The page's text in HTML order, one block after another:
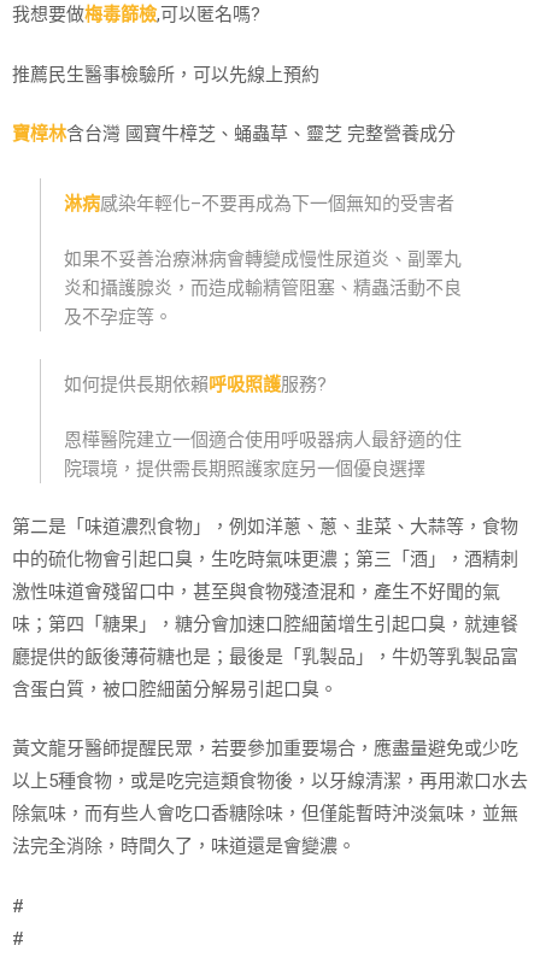
我想要做梅毒篩檢,可以匿名嗎?
推薦民生醫事檢驗所，可以先線上預約
寶樟林含台灣 國寶牛樟芝、蛹蟲草、靈芝 完整營養成分
淋病感染年輕化–不要再成為下一個無知的受害者
如果不妥善治療淋病會轉變成慢性尿道炎、副睪丸
炎和攝護腺炎，而造成輸精管阻塞、精蟲活動不良
及不孕症等。
如何提供長期依賴呼吸照護服務?
恩樺醫院建立一個適合使用呼吸器病人最舒適的住
院環境，提供需長期照護家庭另一個優良選擇
第二是「味道濃烈食物」，例如洋蔥、蔥、韭菜、大蒜等，食物
中的硫化物會引起口臭，生吃時氣味更濃；第三「酒」，酒精刺
激性味道會殘留口中，甚至與食物殘渣混和，產生不好聞的氣
味；第四「糖果」，糖分會加速口腔細菌增生引起口臭，就連餐
廳提供的飯後薄荷糖也是；最後是「乳製品」，牛奶等乳製品富
含蛋白質，被口腔細菌分解易引起口臭。
黃文龍牙醫師提醒民眾，若要參加重要場合，應盡量避免或少吃
以上5種食物，或是吃完這類食物後，以牙線清潔，再用漱口水去
除氣味，而有些人會吃口香糖除味，但僅能暫時沖淡氣味，並無
法完全消除，時間久了，味道還是會變濃。
#
#